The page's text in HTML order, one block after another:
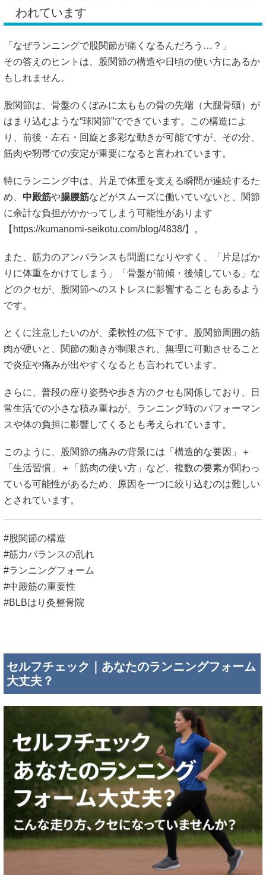
われています
「なぜランニングで股関節が痛くなるんだろう…？」
その答えのヒントは、股関節の構造や日頃の使い方にあるか
もしれません。
股関節は、骨盤のくぼみに太ももの骨の先端（大腿骨頭）が
はまり込むような“球関節”でできています。この構造によ
り、前後・左右・回旋と多彩な動きが可能ですが、その分、
筋肉や靭帯での安定が重要になると言われています。
特にランニング中は、片足で体重を支える瞬間が連続するた
め、 中殿筋や腸腰筋などがスムーズに働いていないと、関節
に余計な負担がかかってしまう可能性があります
【 https://kumanomi-seikotu.com/blog/4838/】。
また、筋力のアンバランスも問題になりやすく、「片足ばか
りに体重をかけてしまう」「骨盤が前傾・後傾している」な
どのクセが、股関節へのストレスに影響することもあるよう
です。
とくに注意したいのが、柔軟性の低下です。股関節周囲の筋
肉が硬いと、関節の動きが制限され、無理に可動させること
で炎症や痛みが出やすくなるとも言われています。
さらに、普段の座り姿勢や歩き方のクセも関係しており、日
常生活での小さな積み重ねが、ランニング時のパフォーマン
スや体の負担に影響してくるとも考えられています。
このように、股関節の痛みの背景には「構造的な要因」＋
「生活習慣」＋「筋肉の使い方」など、複数の要素が関わっ
ている可能性があるため、原因を一つに絞り込むのは難しい
とされています。
#股関節の構造
#筋力バランスの乱れ
#ランニングフォーム
#中殿筋の重要性
#BLBはり灸整骨院
セルフチェック｜あなたのランニングフォーム
大丈夫？